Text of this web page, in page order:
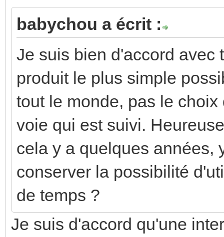
babychou a écrit :
Je suis bien d'accord avec
produit le plus simple
tout le monde, pas le
voie qui est suivi.
cela y a quelques années,
conserver la possibilité
de temps ?
Je suis d'accord qu'une